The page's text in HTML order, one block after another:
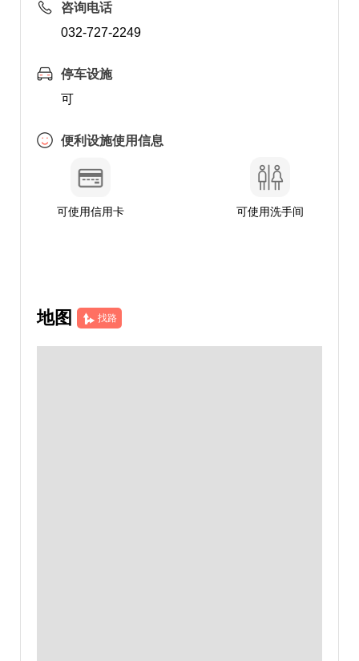
咨询电话
032-727-2249
停车设施
可
便利设施使用信息
可使用信用卡 可使用洗手间
地图 找路